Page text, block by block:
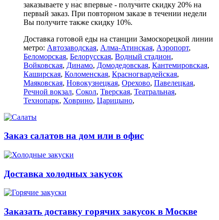
заказываете у нас впервые - получите скидку 20% на
первый заказ. При повторном заказе в течении недели
Вы получите также скидку 10%.
Доставка готовой еды на станции Замоскорецкой линии
метро: Автозаводская, Алма-Атинская, Аэропорт,
Беломорская, Белорусская, Водный стадион,
Войковская, Динамо, Домодедовская, Кантемировская,
Каширская, Коломенская, Красногвардейская,
Маяковская, Новокузнецкая, Орехово, Павелецкая,
Речной вокзал, Сокол, Тверская, Театральная,
Технопарк, Ховрино, Царицыно,
Заказ салатов на дом или в офис
Доставка холодных закусок
Заказать доставку горячих закусок в Москве